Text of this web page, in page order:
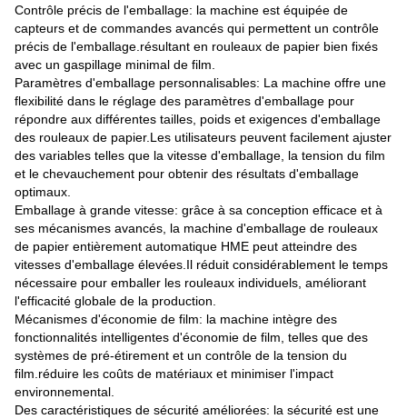
Contrôle précis de l'emballage: la machine est équipée de
capteurs et de commandes avancés qui permettent un contrôle
précis de l'emballage.résultant en rouleaux de papier bien fixés
avec un gaspillage minimal de film.
Paramètres d'emballage personnalisables: La machine offre une
flexibilité dans le réglage des paramètres d'emballage pour
répondre aux différentes tailles, poids et exigences d'emballage
des rouleaux de papier.Les utilisateurs peuvent facilement ajuster
des variables telles que la vitesse d'emballage, la tension du film
et le chevauchement pour obtenir des résultats d'emballage
optimaux.
Emballage à grande vitesse: grâce à sa conception efficace et à
ses mécanismes avancés, la machine d'emballage de rouleaux
de papier entièrement automatique HME peut atteindre des
vitesses d'emballage élevées.Il réduit considérablement le temps
nécessaire pour emballer les rouleaux individuels, améliorant
l'efficacité globale de la production.
Mécanismes d'économie de film: la machine intègre des
fonctionnalités intelligentes d'économie de film, telles que des
systèmes de pré-étirement et un contrôle de la tension du
film.réduire les coûts de matériaux et minimiser l'impact
environnemental.
Des caractéristiques de sécurité améliorées: la sécurité est une